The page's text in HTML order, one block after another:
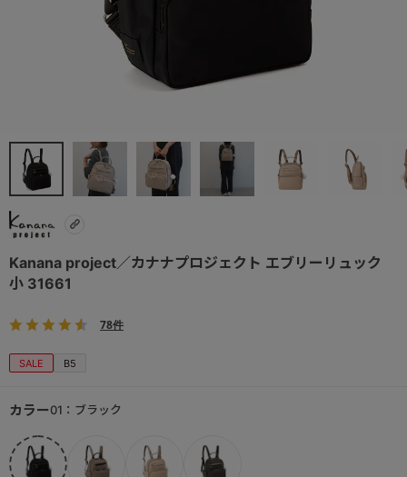
Kanana project／カナナプロジェクト エブリーリュック
小 31661
78件
SALE B5
カラー01：ブラック